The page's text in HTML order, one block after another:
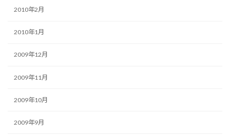
2010年2月
2010年1月
2009年12月
2009年11月
2009年10月
2009年9月